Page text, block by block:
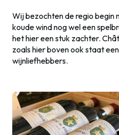
Wij bezochten de regio begin
koude wind nog wel een
het hier een stuk zachter.
zoals hier boven ook staat
wijnliefhebbers.